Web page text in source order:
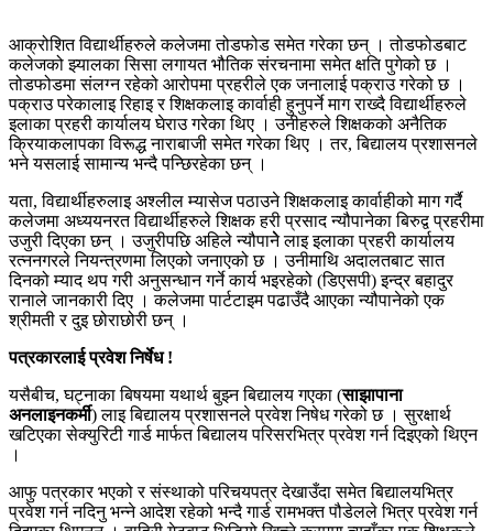
आक्रोशित विद्यार्थीहरुले कलेजमा तोडफोड समेत गरेका छन् । तोडफोडबाट
कलेजको झ्यालका सिसा लगायत भौतिक संरचनामा समेत क्षति पुगेको छ ।
तोडफोडमा संलग्न रहेको आरोपमा प्रहरीले एक जनालाई पक्राउ गरेको छ ।
पक्राउ परेकालाइ रिहाइ र शिक्षकलाइ कार्वाही हुनुपर्ने माग राख्दै विद्यार्थीहरुले
इलाका प्रहरी कार्यालय घेराउ गरेका थिए । उनीहरुले शिक्षकको अनैतिक
क्रियाकलापका विरूद्ध नाराबाजी समेत गरेका थिए । तर, बिद्यालय प्रशासनले
भने यसलाई सामान्य भन्दै पन्छिरहेका छन् ।
यता, विद्यार्थीहरुलाइ अश्लील म्यासेज पठाउने शिक्षकलाइ कार्वाहीको माग गर्दै
कलेजमा अध्ययनरत विद्यार्थीहरुले शिक्षक हरी प्रसाद न्यौपानेका बिरुद्व प्रहरीमा
उजुरी दिएका छन् । उजुरीपछि अहिले न्यौपानेेे लाइ इलाका प्रहरी कार्यालय
रत्ननगरले नियन्त्रणमा लिएको जनाएको छ । उनीमाथि अदालतबाट सात
दिनको म्याद थप गरी अनुसन्धान गर्ने कार्य भइरहेको (डिएसपी) इन्द्र बहादुर
रानाले जानकारी दिए । कलेजमा पार्टटाइम पढाउँदै आएका न्यौपानेको एक
श्रीमती र दुइ छोराछोरी छन् ।
पत्रकारलाई प्रवेश निर्षेध !
यसैबीच, घट्नाका बिषयमा यथार्थ बुझ्न बिद्यालय गएका (साझापाना
अनलाइनकर्मी) लाइ बिद्यालय प्रशासनले प्रवेश निषेध गरेको छ । सुरक्षार्थ
खटिएका सेक्युरिटी गार्ड मार्फत बिद्यालय परिसरभित्र प्रवेश गर्न दिइएको थिएन
।
आफु पत्रकार भएको र संस्थाको परिचयपत्र देखाउँदा समेत बिद्यालयभित्र
प्रवेश गर्न नदिनु भन्ने आदेश रहेको भन्दै गार्ड रामभक्त पौडेलले भित्र प्रवेश गर्न